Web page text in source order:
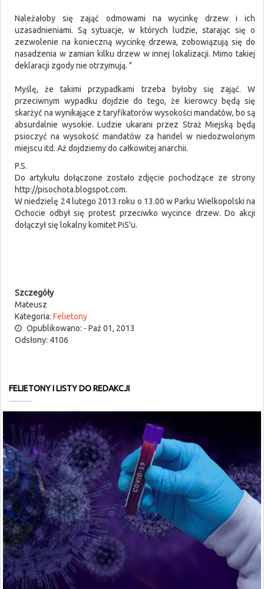
Należałoby się zająć odmowami na wycinkę drzew i ich
uzasadnieniami. Są sytuacje, w których ludzie, starając się o
zezwolenie na konieczną wycinkę drzewa, zobowiązują się do
nasadzenia w zamian kilku drzew w innej lokalizacji. Mimo takiej
deklaracji zgody nie otrzymują. "
Myślę, że takimi przypadkami trzeba byłoby się zająć. W
przeciwnym wypadku dojdzie do tego, że kierowcy będą się
skarżyć na wynikające z taryfikatorów wysokości mandatów, bo są
absurdalnie wysokie. Ludzie ukarani przez Straż Miejską będą
psioczyć na wysokość mandatów za handel w niedozwolonym
miejscu itd. Aż dojdziemy do całkowitej anarchii.
P.S.
Do artykułu dołączone zostało zdjęcie pochodzące ze strony
http://pisochota.blogspot.com.
W niedzielę 24 lutego 2013 roku o 13.00 w Parku Wielkopolski na
Ochocie odbył się protest przeciwko wycince drzew. Do akcji
dołączył się lokalny komitet PiS'u.
Szczegóły
Mateusz
Kategoria: Felietony
Opublikowano: - Paź 01, 2013
Odsłony: 4106
FELIETONY I LISTY DO REDAKCJI